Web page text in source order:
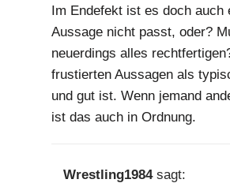
Im Endefekt ist es doch auch
Aussage nicht passt, oder?
neuerdings alles
frustierten Aussagen als
und gut ist. Wenn jemand
ist das auch in Ordnung.
Wrestling1984 sagt: